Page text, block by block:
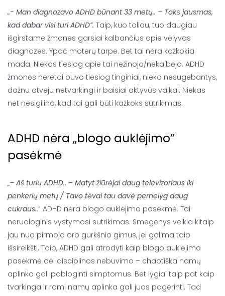
„- Man diagnozavo ADHD būnant 33 metų.. – Toks jausmas,
kad dabar visi turi ADHD”. Taip, kuo toliau, tuo daugiau
išgirstame žmones garsiai kalbančius apie vėlyvas
diagnozes. Ypač moterų tarpe. Bet tai nėra kažkokia
mada. Niekas tiesiog apie tai nežinojo/nekalbėjo. ADHD
žmonės neretai buvo tiesiog tinginiai, nieko nesugebantys,
dažnu atveju netvarkingi ir baisiai aktyvūs vaikai. Niekas
net nesigilino, kad tai gali būti kažkoks sutrikimas.
ADHD nėra „blogo auklėjimo”
pasėkmė
„– Aš turiu ADHD.. – Matyt žiūrėjai daug televizoriaus iki
penkerių metų / Tavo tėvai tau davė pernelyg daug
cukraus..” ADHD nėra blogo auklėjimo pasėkmė. Tai
neruologinis vystymosi sutrikimas. Smegenys veikia kitaip
jau nuo pirmojo oro gurkšnio gimus, jei galima taip
išsireikšti. Taip, ADHD gali atrodyti kaip blogo auklėjimo
pasėkmė dėl disciplinos nebuvimo – chaotiška namų
aplinka gali pabloginti simptomus. Bet lygiai taip pat kaip
tvarkinga ir rami namų aplinka gali juos pagerinti. Tad